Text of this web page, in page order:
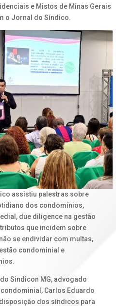
e Mistos de Minas Gerais
o Jornal do Síndico.
assistiu palestras sobre
dos condomínios,
due diligence na gestão
que incidem sobre
se endividar com multas,
condominial e
Sindicon MG, advogado
Carlos Eduardo
dos síndicos para